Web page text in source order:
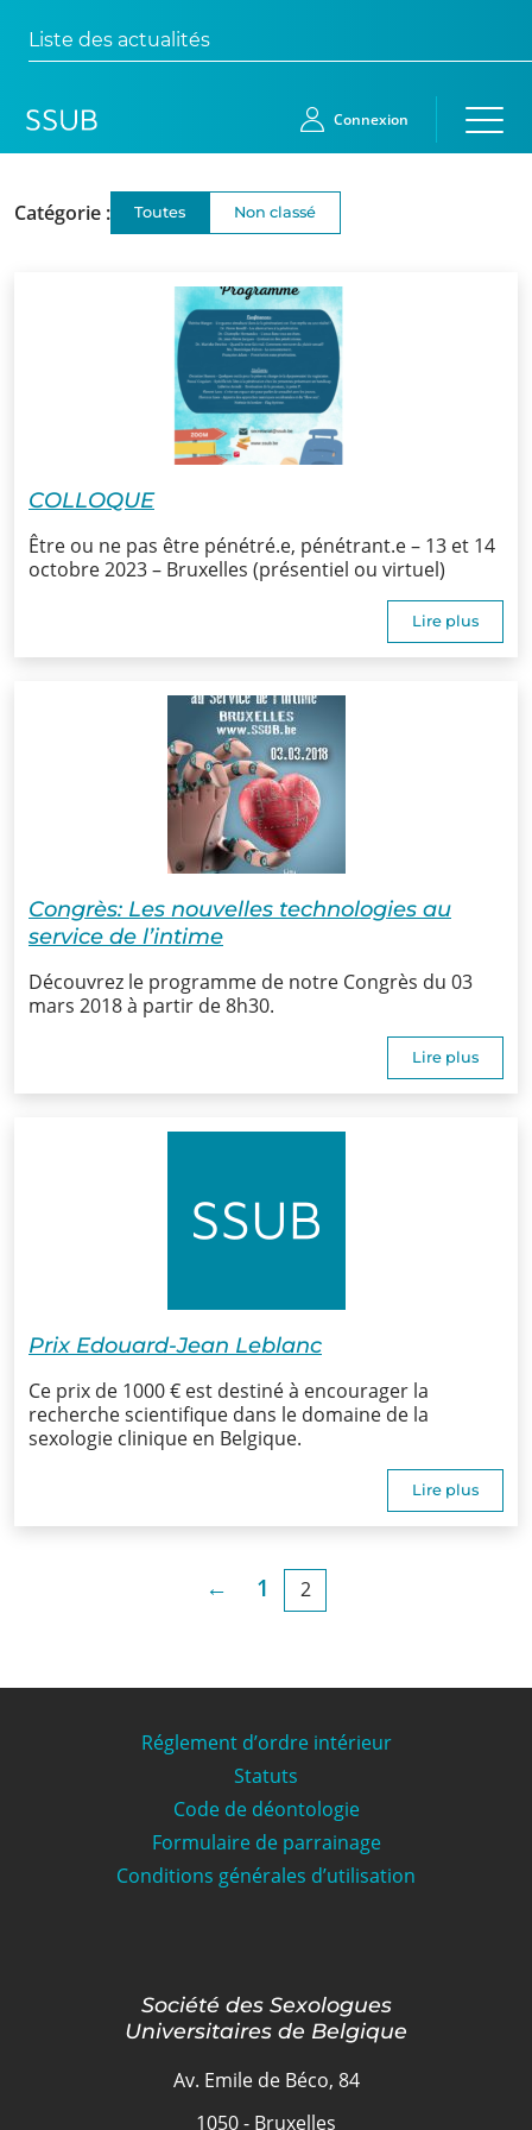
Liste des actualités
Accueil
nous?
SSUB
La
sexologie
Superviseurs
d’Ethique et de
Déontologique
Comité
Infos
Offre
d’emploi/
Stage
Contact
Connexion
Catégorie : Toutes Non classé
COLLOQUE
Être ou ne pas être pénétré.e, pénétrant.e – 13 et 14
octobre 2023 – Bruxelles (présentiel ou virtuel)
Lire plus
Congrès: Les nouvelles technologies au
service de l’intime
Découvrez le programme de notre Congrès du 03
mars 2018 à partir de 8h30.
Lire plus
Prix Edouard-Jean Leblanc
Ce prix de 1000 € est destiné à encourager la
recherche scientifique dans le domaine de la
sexologie clinique en Belgique.
Lire plus
← 1 2
Réglement d’ordre intérieur
Statuts
Code de déontologie
Formulaire de parrainage
Conditions générales d’utilisation
Société des Sexologues
Universitaires de Belgique
Av. Emile de Béco, 84
1050 - Bruxelles